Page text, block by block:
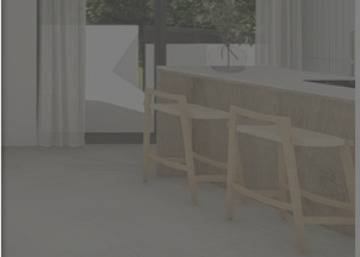
Consent
Um fortfahren zu
Auswahl treffen.
Erläuterung der